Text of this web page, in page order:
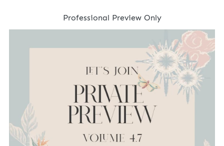
Professional Preview Only